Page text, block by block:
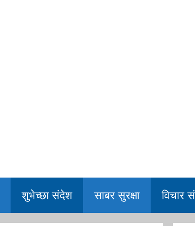
शुभेच्छा संदेश साबर सुरक्षा विचार